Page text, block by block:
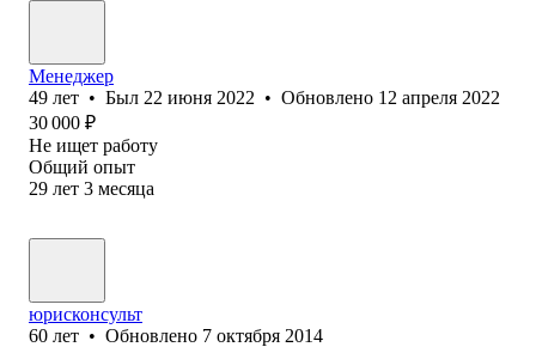
Менеджер
49 лет • Был 22 июня 2022 • Обновлено 12 апреля 2022
30 000 ₽
Не ищет работу
Общий опыт
29 лет 3 месяца
юрисконсульт
60 лет • Обновлено 7 октября 2014